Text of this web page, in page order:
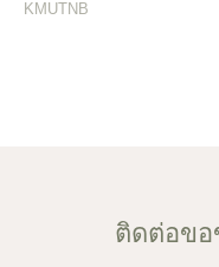
KMUTNB
ติดต่อขอ